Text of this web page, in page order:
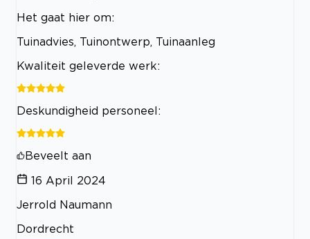
Het gaat hier om:
Tuinadvies, Tuinontwerp, Tuinaanleg
Kwaliteit geleverde werk:
Deskundigheid personeel:
Beveelt aan
16 April 2024
Jerrold Naumann
Dordrecht